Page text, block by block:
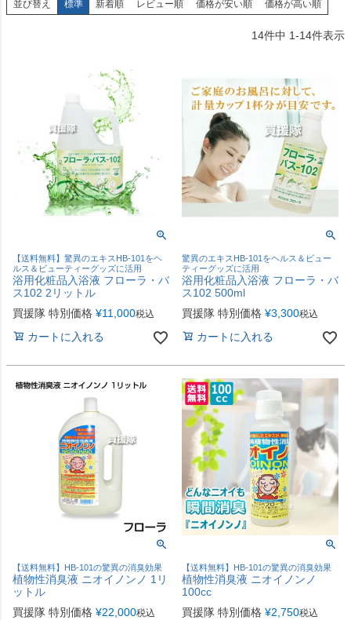
並び替え 標準 新着順 レビュー順 価格が安い順 価格が高い順
14件中 1-14件表示
【送料無料】驚異のエキスHB-101をヘ
ルス＆ビューティーグッズに活用
浴用化粧品入浴液 フローラ・バ
ス102 2リットル
買援隊 特別価格 ¥11,000税込
カートに入れる
驚異のエキスHB-101をヘルス＆ビュー
ティーグッズに活用
浴用化粧品入浴液 フローラ・バ
ス102 500ml
買援隊 特別価格 ¥3,300税込
カートに入れる
【送料無料】HB-101の驚異の消臭効果
植物性消臭液 ニオイノンノ 1リ
ットル
買援隊 特別価格 ¥22,000税込
【送料無料】HB-101の驚異の消臭効果
植物性消臭液 ニオイノンノ
100cc
買援隊 特別価格 ¥2,750税込